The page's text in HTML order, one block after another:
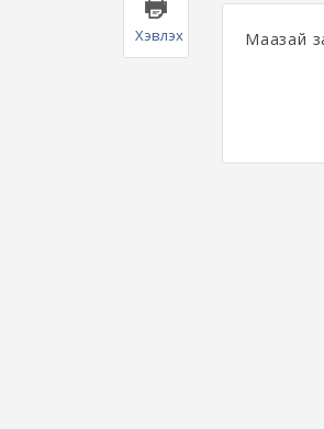
Хэвлэх Маазай